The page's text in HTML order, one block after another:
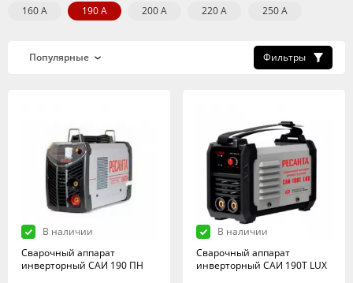
160 А
190 А 200 А 220 А 250 А
Фильтры
В наличии
Сварочный аппарат
инверторный САИ 190 ПН
В наличии
Сварочный аппарат
инверторный САИ 190Т LUX